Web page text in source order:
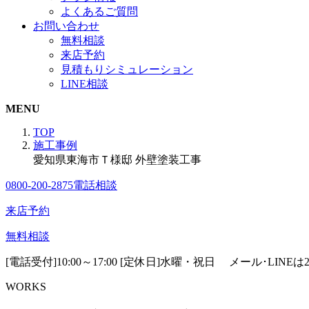
よくあるご質問
お問い合わせ
無料相談
来店予約
見積もりシミュレーション
LINE相談
MENU
TOP
施工事例
愛知県東海市Ｔ様邸 外壁塗装工事
0800-200-2875電話相談
来店予約
無料相談
[電話受付]10:00～17:00 [定休日]水曜・祝日 メール･LINEは
WORKS